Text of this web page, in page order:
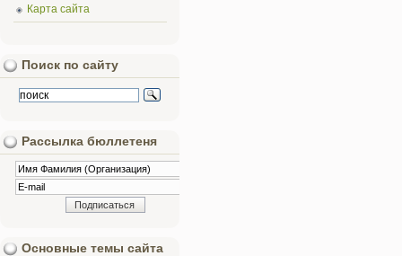
Карта сайта
Поиск по сайту
Рассылка бюллетеня
Основные темы сайта